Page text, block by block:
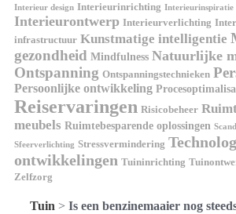
Interieur design Interieurinrichting Interieurinspiratie
Interieurontwerp Interieurverlichting
infrastructuur Kunstmatige intelligentie
gezondheid Mindfulness Natuurlijke
Ontspanning Ontspanningstechnieken
Persoonlijke ontwikkeling
Reiservaringen Risicobeheer
meubels Ruimtebesparende oplossingen
Sfeerverlichting Stressvermindering
ontwikkelingen Tuininrichting
Zelfzorg
Tuin > Is een benzinemaaier nog